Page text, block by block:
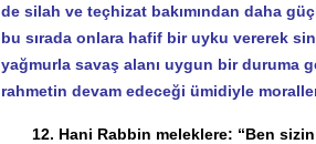
de silah ve teçhizat bakımından daha
bu sırada onlara hafif bir uyku vererek
yağmurla savaş alanı uygun bir duruma
rahmetin devam edeceği ümidiyle
12. Hani Rabbin meleklere: “Ben